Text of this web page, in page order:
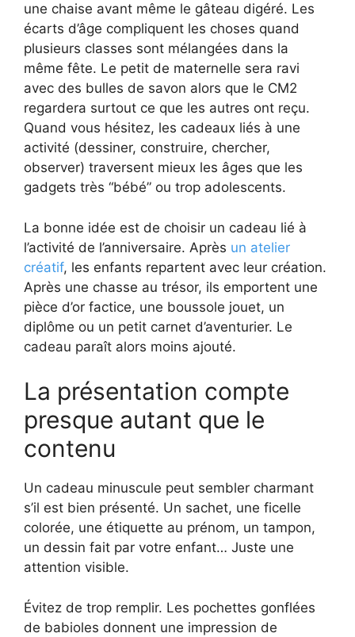
une chaise avant même le gâteau digéré. Les
écarts d’âge compliquent les choses quand
plusieurs classes sont mélangées dans la
même fête. Le petit de maternelle sera ravi
avec des bulles de savon alors que le CM2
regardera surtout ce que les autres ont reçu.
Quand vous hésitez, les cadeaux liés à une
activité (dessiner, construire, chercher,
observer) traversent mieux les âges que les
gadgets très “bébé” ou trop adolescents.
La bonne idée est de choisir un cadeau lié à
l’activité de l’anniversaire. Après un atelier
créatif, les enfants repartent avec leur création.
Après une chasse au trésor, ils emportent une
pièce d’or factice, une boussole jouet, un
diplôme ou un petit carnet d’aventurier. Le
cadeau paraît alors moins ajouté.
La présentation compte
presque autant que le
contenu
Un cadeau minuscule peut sembler charmant
s’il est bien présenté. Un sachet, une ficelle
colorée, une étiquette au prénom, un tampon,
un dessin fait par votre enfant… Juste une
attention visible.
Évitez de trop remplir. Les pochettes gonflées
de babioles donnent une impression de